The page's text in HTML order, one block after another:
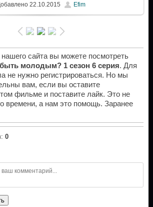
22.10.2015 Efim
сайта вы можете посмотреть
молодым? 1 сезон 6 серия. Для
не нужно регистрироваться. Но мы
вам, если вы оставите
фильме и поставите лайк. Это не
времени, а нам это помощь. Заранее
: 0